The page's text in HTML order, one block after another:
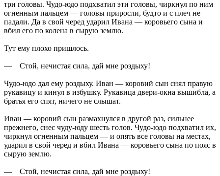
три головы. Чудо-юдо подхватил эти головы, чиркнул по ним
огненным пальцем — головы приросли, будто и с плеч не
падали. Да в свой черед ударил Ивана — коровьего сына и
вбил его по колена в сырую землю.
Тут ему плохо пришлось.
— Стой, нечистая сила, дай мне роздыху!
Чудо-юдо дал ему роздыху. Иван — коровий сын снял правую
рукавицу и кинул в избушку. Рукавица двери-окна вышибла, а
братья его спят, ничего не слышат.
Иван — коровий сын размахнулся в другой раз, сильнее
прежнего, снес чуду-юду шесть голов. Чудо-юдо подхватил их,
чиркнул огненным пальцем — и опять все головы на местах,
ударил в свой черед и вбил Ивана — коровьего сына по пояс в
сырую землю.
— Стой, нечистая сила, дай мне роздыху!